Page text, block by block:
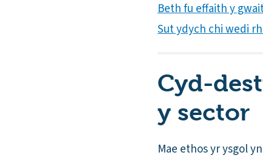
Beth fu effaith y
Sut ydych chi wedi
Cyd-
y sector
Mae ethos yr ysgol